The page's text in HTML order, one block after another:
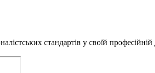
стандартів у своїй професійній